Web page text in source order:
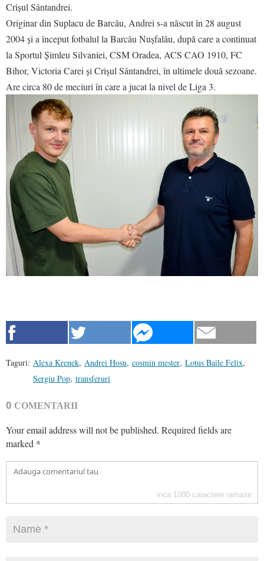
Crișul Sântandrei.
Originar din Suplacu de Barcău, Andrei s-a născut în 28 august
2004 și a început fotbalul la Barcău Nușfalău, după care a continuat
la Sportul Șimleu Silvaniei, CSM Oradea, ACS CAO 1910, FC
Bihor, Victoria Carei și Crișul Sântandrei, în ultimele două sezoane.
Are circa 80 de meciuri în care a jucat la nivel de Liga 3.
Taguri: Alexa Krenek, Andrei Hosu, cosmin mester, Lotus Baile Felix,
Sergiu Pop, transferuri
0 COMENTARII
Your email address will not be published. Required fields are
marked *
inca 1000 caractere ramase